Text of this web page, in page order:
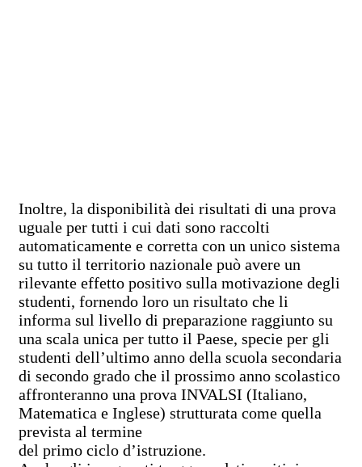
Inoltre, la disponibilità dei risultati di una prova
uguale per tutti i cui dati sono raccolti
automaticamente e corretta con un unico sistema
su tutto il territorio nazionale può avere un
rilevante effetto positivo sulla motivazione degli
studenti, fornendo loro un risultato che li
informa sul livello di preparazione raggiunto su
una scala unica per tutto il Paese, specie per gli
studenti dell’ultimo anno della scuola secondaria
di secondo grado che il prossimo anno scolastico
affronteranno una prova INVALSI (Italiano,
Matematica e Inglese) strutturata come quella
prevista al termine
del primo ciclo d’istruzione.